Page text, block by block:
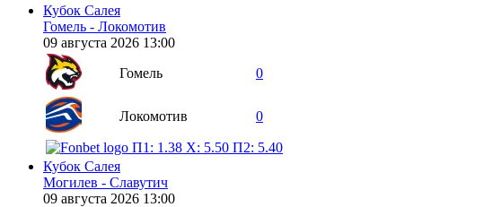
Кубок Салея
Гомель - Локомотив
09 августа 2026 13:00
Гомель
0
Локомотив 0
П1: 1.38 X: 5.50 П2: 5.40
Кубок Салея
Могилев - Славутич
09 августа 2026 13:00